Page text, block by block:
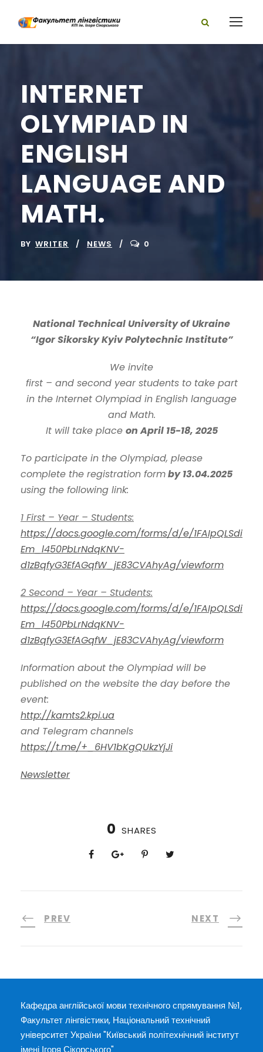
INTERNET
OLYMPIAD IN
ENGLISH
LANGUAGE AND
MATH.
BY WRITER NEWS 0
National Technical University of Ukraine
“Igor Sikorsky Kyiv Polytechnic Institute”
We invite
first – and second year students to take part
in the Internet Olympiad in English language
and Math.
It will take place on April 15-18, 2025
To participate in the Olympiad, please
complete the registration formby 13.04.2025
using the following link:
1 First – Year – Students:
https://docs.google.com/forms/d/e/1FAIpQLSdi
Em_l450PbLrNdqKNV-
d1zBqfyG3EfAGqfW_jE83CVAhyAg/viewform
2 Second – Year – Students:
https://docs.google.com/forms/d/e/1FAIpQLSdi
Em_l450PbLrNdqKNV-
d1zBqfyG3EfAGqfW_jE83CVAhyAg/viewform
Information about the Olympiad will be
published on the website the day before the
event:
http://kamts2.kpi.ua
and Telegram channels
https://t.me/+_6HV1bKgQUkzYjJi
Newsletter
0 SHARES
PREV NEXT
Кафедра англійської мови технічного спрямування №1,
Факультет лінгвістики, Національний технічний
університет України "Київський політехнічний інститут
імені Ігоря Сікорського"